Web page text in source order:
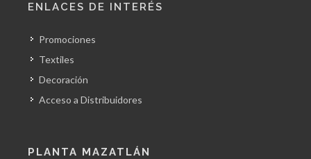
ENLACES DE INTERÉS
Promociones
Textiles
Decoración
Acceso a Distribuidores
PLANTA MAZATLÁN